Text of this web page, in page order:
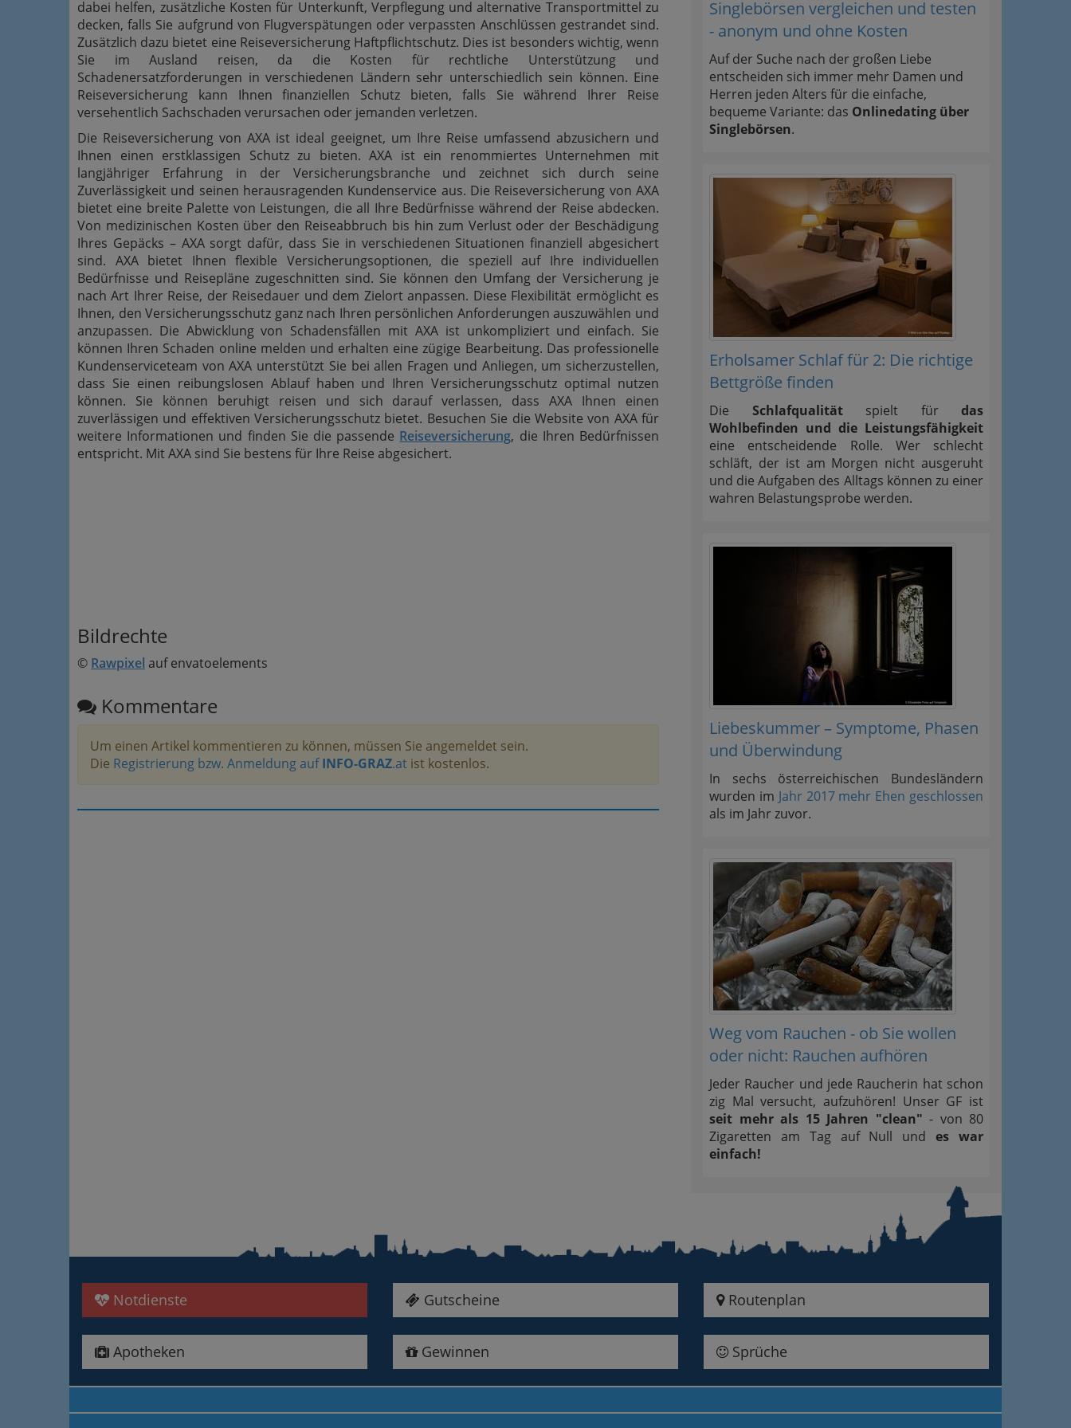
dabei helfen, zusätzliche Kosten für Unterkunft, Verpflegung und alternative Transportmittel zu
decken, falls Sie aufgrund von Flugverspätungen oder verpassten Anschlüssen gestrandet sind.
Zusätzlich dazu bietet eine Reiseversicherung Haftpflichtschutz. Dies ist besonders wichtig, wenn
Sie im Ausland reisen, da die Kosten für rechtliche Unterstützung und
Schadenersatzforderungen in verschiedenen Ländern sehr unterschiedlich sein können. Eine
Reiseversicherung kann Ihnen finanziellen Schutz bieten, falls Sie während Ihrer Reise
versehentlich Sachschaden verursachen oder jemanden verletzen.
Die Reiseversicherung von AXA ist ideal geeignet, um Ihre Reise umfassend abzusichern und
Ihnen einen erstklassigen Schutz zu bieten. AXA ist ein renommiertes Unternehmen mit
langjähriger Erfahrung in der Versicherungsbranche und zeichnet sich durch seine
Zuverlässigkeit und seinen herausragenden Kundenservice aus. Die Reiseversicherung von AXA
bietet eine breite Palette von Leistungen, die all Ihre Bedürfnisse während der Reise abdecken.
Von medizinischen Kosten über den Reiseabbruch bis hin zum Verlust oder der Beschädigung
Ihres Gepäcks – AXA sorgt dafür, dass Sie in verschiedenen Situationen finanziell abgesichert
sind. AXA bietet Ihnen flexible Versicherungsoptionen, die speziell auf Ihre individuellen
Bedürfnisse und Reisepläne zugeschnitten sind. Sie können den Umfang der Versicherung je
nach Art Ihrer Reise, der Reisedauer und dem Zielort anpassen. Diese Flexibilität ermöglicht es
Ihnen, den Versicherungsschutz ganz nach Ihren persönlichen Anforderungen auszuwählen und
anzupassen. Die Abwicklung von Schadensfällen mit AXA ist unkompliziert und einfach. Sie
können Ihren Schaden online melden und erhalten eine zügige Bearbeitung. Das professionelle
Kundenserviceteam von AXA unterstützt Sie bei allen Fragen und Anliegen, um sicherzustellen,
dass Sie einen reibungslosen Ablauf haben und Ihren Versicherungsschutz optimal nutzen
können. Sie können beruhigt reisen und sich darauf verlassen, dass AXA Ihnen einen
zuverlässigen und effektiven Versicherungsschutz bietet. Besuchen Sie die Website von AXA für
weitere Informationen und finden Sie die passende Reiseversicherung, die Ihren Bedürfnissen
entspricht. Mit AXA sind Sie bestens für Ihre Reise abgesichert.
Bildrechte
© Rawpixel auf envatoelements
Kommentare
Um einen Artikel kommentieren zu können, müssen Sie angemeldet sein.
Die Registrierung bzw. Anmeldung aufINFO-GRAZ.at ist kostenlos.
Singlebörsen vergleichen und testen
- anonym und ohne Kosten
Auf der Suche nach der großen Liebe
entscheiden sich immer mehr Damen und
Herren jeden Alters für die einfache,
bequeme Variante: das Onlinedating über
Singlebörsen.
Erholsamer Schlaf für 2: Die richtige
Bettgröße finden
Die Schlafqualitätspielt für das
Wohlbefinden und die Leistungsfähigkeit
eine entscheidende Rolle. Wer schlecht
schläft, der ist am Morgen nicht ausgeruht
und die Aufgaben des Alltags können zu einer
wahren Belastungsprobe werden.
Liebeskummer – Symptome, Phasen
und Überwindung
In sechs österreichischen Bundesländern
wurden im Jahr 2017 mehr Ehen geschlossen
als im Jahr zuvor.
Weg vom Rauchen - ob Sie wollen
oder nicht: Rauchen aufhören
Jeder Raucher und jede Raucherin hat schon
zig Mal versucht, aufzuhören! Unser GF ist
seit mehr als 15 Jahren "clean" - von 80
Zigaretten am Tag auf Null undes war
einfach!
Notdienste
Apotheken
Gutscheine
Gewinnen
Routenplan
Sprüche